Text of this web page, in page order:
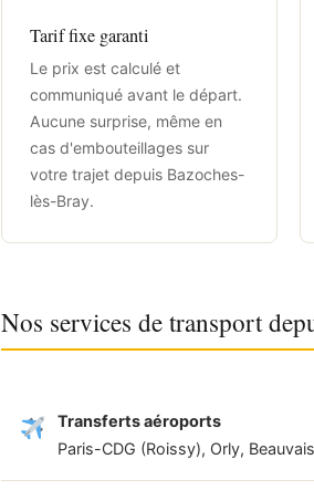
Tarif fixe garanti
Le prix est calculé et
communiqué avant le départ.
Aucune surprise, même en
cas d'embouteillages sur
votre trajet depuis Bazoches-
lès-Bray.
Nos services de transport
Transferts aéroports
Paris-CDG (Roissy), Orly,